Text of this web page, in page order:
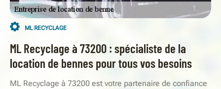
ML RECYCLAGE
ML Recyclage à 73200 : spécialiste de la
location de bennes pour tous vos besoins
ML Recyclage à 73200 est votre partenaire de confiance